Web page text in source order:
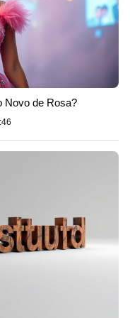
Novo de Rosa?